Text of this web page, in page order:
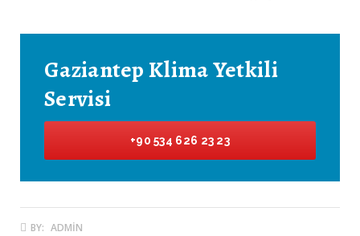
Gaziantep Klima Yetkili
Servisi
+90 534 626 23 23
BY: ADMIN